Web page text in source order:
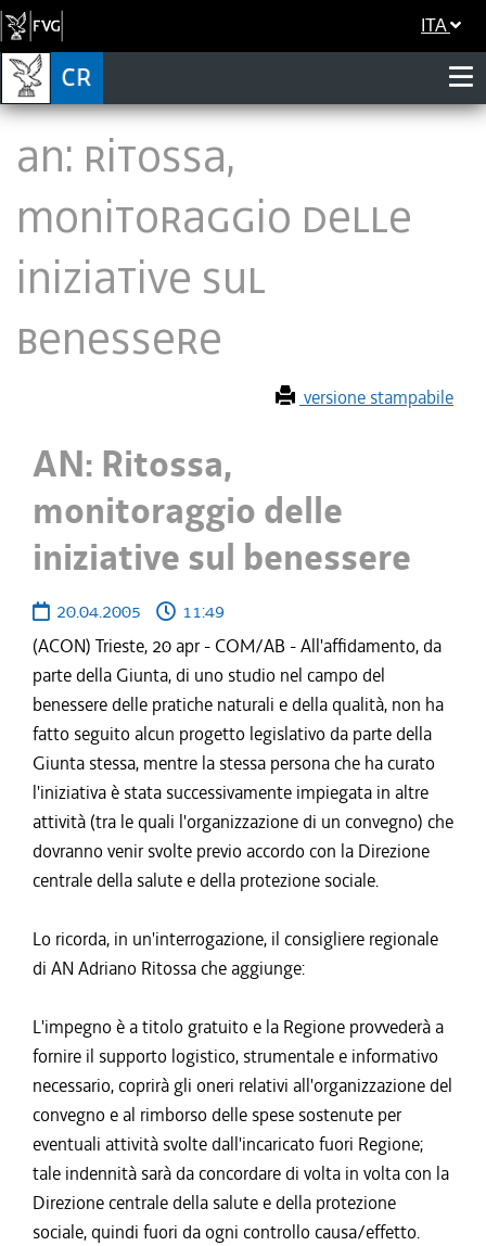
ITA
AN: Ritossa,
monitoraggio delle
iniziative sul
benessere
versione stampabile
AN: Ritossa,
monitoraggio delle
iniziative sul benessere
20.04.2005
11:49
(ACON) Trieste, 20 apr - COM/AB - All'affidamento, da
parte della Giunta, di uno studio nel campo del
benessere delle pratiche naturali e della qualità, non ha
fatto seguito alcun progetto legislativo da parte della
Giunta stessa, mentre la stessa persona che ha curato
l'iniziativa è stata successivamente impiegata in altre
attività (tra le quali l'organizzazione di un convegno) che
dovranno venir svolte previo accordo con la Direzione
centrale della salute e della protezione sociale.
Lo ricorda, in un'interrogazione, il consigliere regionale
di AN Adriano Ritossa che aggiunge:
L'impegno è a titolo gratuito e la Regione provvederà a
fornire il supporto logistico, strumentale e informativo
necessario, coprirà gli oneri relativi all'organizzazione del
convegno e al rimborso delle spese sostenute per
eventuali attività svolte dall'incaricato fuori Regione;
tale indennità sarà da concordare di volta in volta con la
Direzione centrale della salute e della protezione
sociale, quindi fuori da ogni controllo causa/effetto.